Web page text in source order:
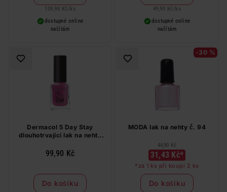
109,90 Kč / ks
dostupné online
načítám
49,90 Kč / ks
dostupné online
načítám
Dermacol 5 Day Stay
dlouhotrvající lak na nehty
99,90 Kč
Do košíku
-30 %
MODA lak na nehty č. 94
44,90 Kč
31,43 Kč*
*za 1 ks při koupi 2 ks
Do košíku